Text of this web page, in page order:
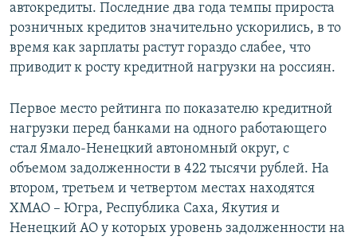
автокредиты. Последние два года темпы прироста
розничных кредитов значительно ускорились, в то
время как зарплаты растут гораздо слабее, что
приводит к росту кредитной нагрузки на россиян.
Первое место рейтинга по показателю кредитной
нагрузки перед банками на одного работающего
стал Ямало-Ненецкий автономный округ, с
объемом задолженности в 422 тысячи рублей. На
втором, третьем и четвертом местах находятся
ХМАО – Югра, Республика Саха, Якутия и
Ненецкий АО у которых уровень задолженности на